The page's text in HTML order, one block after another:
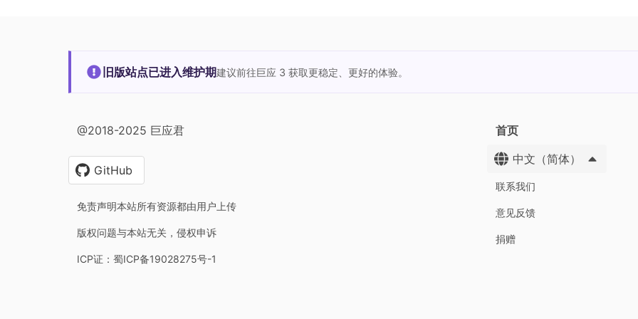
旧版站点已进入维护期建议前往巨应 3 获取更稳定、更好的体验。
@2018-2025 巨应君
GitHub
免责声明本站所有资源都由用户上传
版权问题与本站无关，侵权申诉
ICP证：蜀ICP备19028275号-1
首页
中文（简体）
联系我们
意见反馈
捐赠